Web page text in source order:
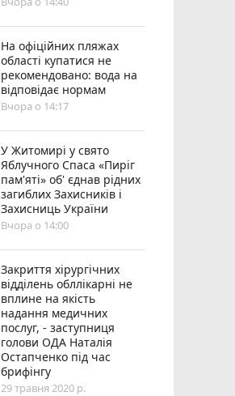
На офіційних пляжах
області купатися не
рекомендовано: вода на
відповідає нормам
Вчора о 14:17
У Житомирі у свято
Яблучного Спаса «Пиріг
пам'яті» об' єднав рідних
загиблих Захисників і
Захисниць України
Вчора о 14:00
Закриття хірургічних
відділень обллікарні не
вплине на якість
надання медичних
послуг, - заступниця
голови ОДА Наталія
Остапченко під час
брифінгу
29 травня 2020 р.